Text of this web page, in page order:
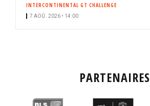
INTERCONTINENTAL GT CHALLENGE
7 AOÛ. 2026 • 14:00
PARTENAIRES